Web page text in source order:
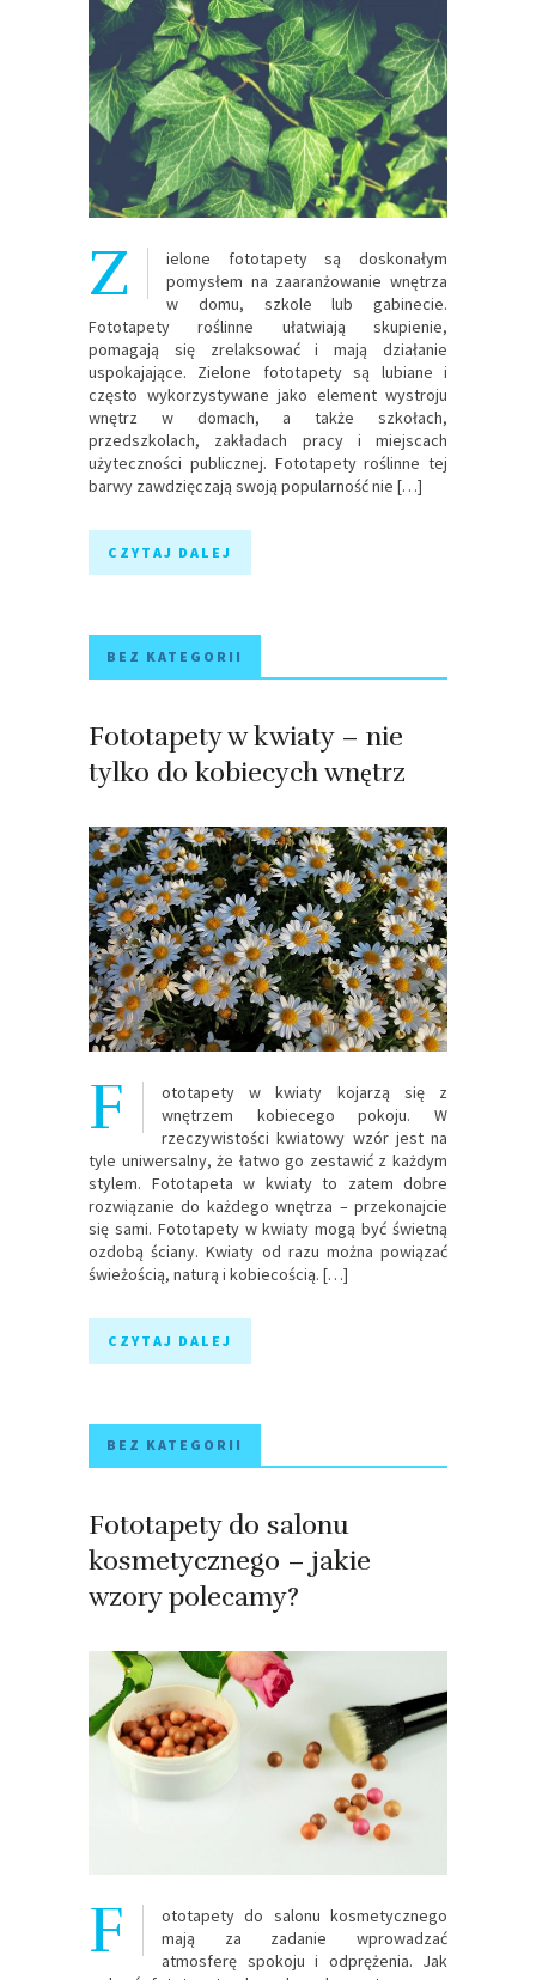
Z
ielone fototapety są doskonałym
pomysłem na zaaranżowanie wnętrza
w domu, szkole lub gabinecie.
Fototapety roślinne ułatwiają skupienie,
pomagają się zrelaksować i mają działanie
uspokajające. Zielone fototapety są lubiane i
często wykorzystywane jako element wystroju
wnętrz w domach, a także szkołach,
przedszkolach, zakładach pracy i miejscach
użyteczności publicznej. Fototapety roślinne tej
barwy zawdzięczają swoją popularność nie […]
CZYTAJ DALEJ
BEZ KATEGORII
Fototapety w kwiaty – nie
tylko do kobiecych wnętrz
F
ototapety w kwiaty kojarzą się z
wnętrzem kobiecego pokoju. W
rzeczywistości kwiatowy wzór jest na
tyle uniwersalny, że łatwo go zestawić z każdym
stylem. Fototapeta w kwiaty to zatem dobre
rozwiązanie do każdego wnętrza – przekonajcie
się sami. Fototapety w kwiaty mogą być świetną
ozdobą ściany. Kwiaty od razu można powiązać
świeżością, naturą i kobiecością. […]
CZYTAJ DALEJ
BEZ KATEGORII
Fototapety do salonu
kosmetycznego – jakie
wzory polecamy?
F
ototapety do salonu kosmetycznego
mają za zadanie wprowadzać
atmosferę spokoju i odprężenia. Jak